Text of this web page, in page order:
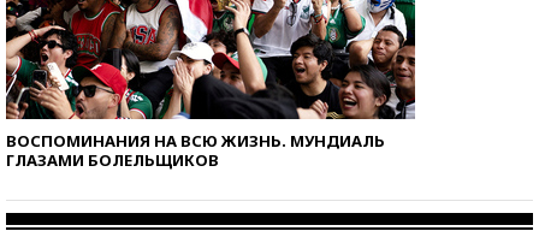
ВОСПОМИНАНИЯ НА ВСЮ ЖИЗНЬ. МУНДИАЛЬ
ГЛАЗАМИ БОЛЕЛЬЩИКОВ